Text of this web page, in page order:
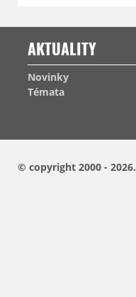
AKTUALITY
Novinky
Témata
© copyright 2000 - 2026.